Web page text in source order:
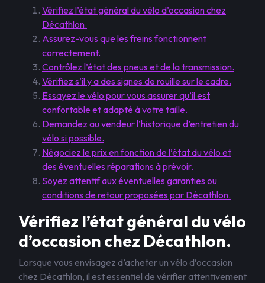
Vérifiez l’état général du vélo d’occasion chez
Décathlon.
Assurez-vous que les freins fonctionnent
correctement.
Contrôlez l’état des pneus et de la transmission.
Vérifiez s’il y a des signes de rouille sur le cadre.
Essayez le vélo pour vous assurer qu’il est
confortable et adapté à votre taille.
Demandez au vendeur l’historique d’entretien du
vélo si possible.
Négociez le prix en fonction de l’état du vélo et
des éventuelles réparations à prévoir.
Soyez attentif aux éventuelles garanties ou
conditions de retour proposées par Décathlon.
Vérifiez l’état général du vélo
d’occasion chez Décathlon.
Lorsque vous envisagez d’acheter un vélo d’occasion
chez Décathlon, il est essentiel de vérifier attentivement